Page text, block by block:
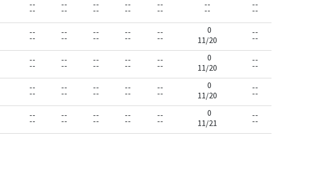
--
--
--
--
--
--
--
--
--
--
--
--
--
--
--
--
--
--
--
--
--
--
--
--
0
11/20
--
--
--
--
--
--
--
--
--
--
--
--
0
11/20
--
--
--
--
--
--
--
--
--
--
--
--
0
11/20
--
--
--
--
--
--
--
--
--
--
--
--
0
11/21
--
--